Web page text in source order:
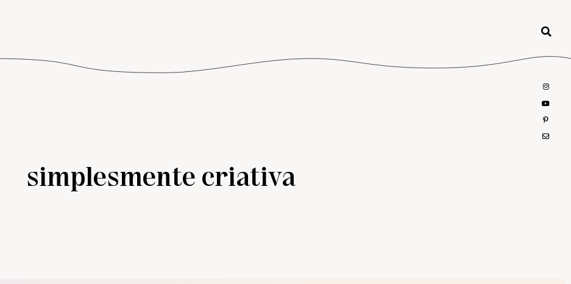
simplesmente criativa